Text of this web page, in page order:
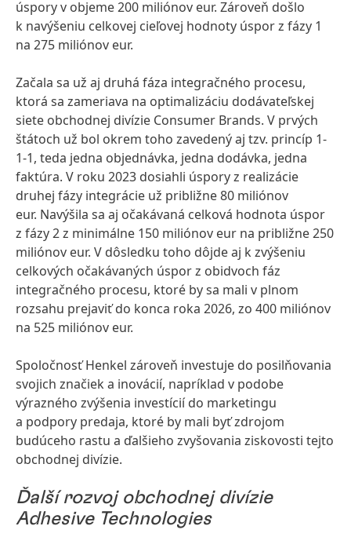
úspory v objeme 200 miliónov eur. Zároveň došlo
k navýšeniu celkovej cieľovej hodnoty úspor z fázy 1
na 275 miliónov eur.
Začala sa už aj druhá fáza integračného procesu,
ktorá sa zameriava na optimalizáciu dodávateľskej
siete obchodnej divízie Consumer Brands. V prvých
štátoch už bol okrem toho zavedený aj tzv. princíp 1-
1-1, teda jedna objednávka, jedna dodávka, jedna
faktúra. V roku 2023 dosiahli úspory z realizácie
druhej fázy integrácie už približne 80 miliónov
eur. Navýšila sa aj očakávaná celková hodnota úspor
z fázy 2 z minimálne 150 miliónov eur na približne 250
miliónov eur. V dôsledku toho dôjde aj k zvýšeniu
celkových očakávaných úspor z obidvoch fáz
integračného procesu, ktoré by sa mali v plnom
rozsahu prejaviť do konca roka 2026, zo 400 miliónov
na 525 miliónov eur.
Spoločnosť Henkel zároveň investuje do posilňovania
svojich značiek a inovácií, napríklad v podobe
výrazného zvýšenia investícií do marketingu
a podpory predaja, ktoré by mali byť zdrojom
budúceho rastu a ďalšieho zvyšovania ziskovosti tejto
obchodnej divízie.
Ďalší rozvoj obchodnej divízie
Adhesive Technologies